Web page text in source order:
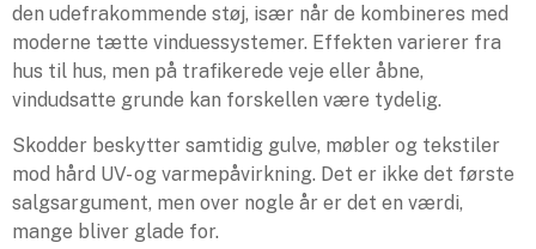
den udefrakommende støj, især når de kombineres med
moderne tætte vinduessystemer. Effekten varierer fra
hus til hus, men på trafikerede veje eller åbne,
vindudsatte grunde kan forskellen være tydelig.
Skodder beskytter samtidig gulve, møbler og tekstiler
mod hård UV- og varmepåvirkning. Det er ikke det første
salgsargument, men over nogle år er det en værdi,
mange bliver glade for.